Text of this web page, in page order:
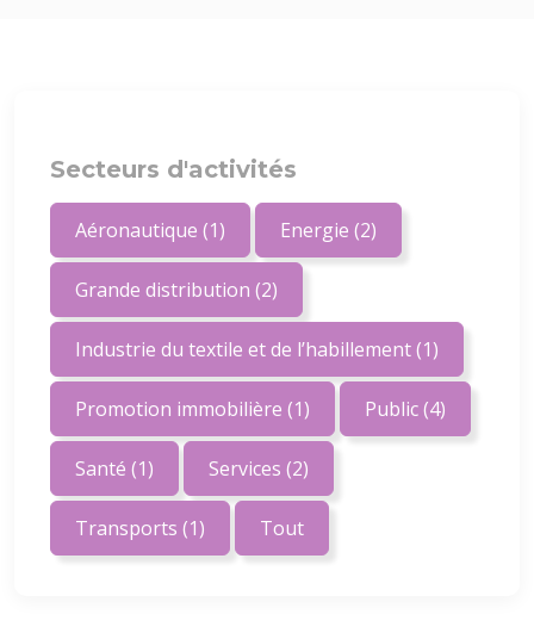
Secteurs d'activités
Aéronautique (1) Energie (2)
Grande distribution (2)
Industrie du textile et de l’habillement(1)
Promotion immobilière (1) Public(4)
Santé (1) Services (2)
Transports (1) Tout